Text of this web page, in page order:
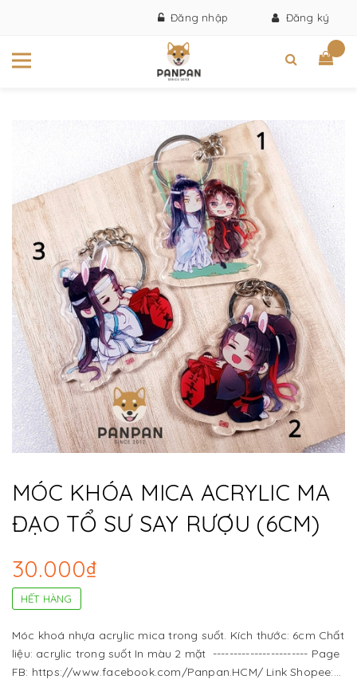
Đăng nhập Đăng ký
MÓC KHÓA MICA ACRYLIC MA
ĐẠO TỔ SƯ SAY RƯỢU (6CM)
30.000₫
HẾT HÀNG
Móc khoá nhựa acrylic mica trong suốt. Kích thước: 6cm Chất
liệu: acrylic trong suốt In màu 2 mặt ----------------------- Page
FB: https://www.facebook.com/Panpan.HCM/ Link Shopee: